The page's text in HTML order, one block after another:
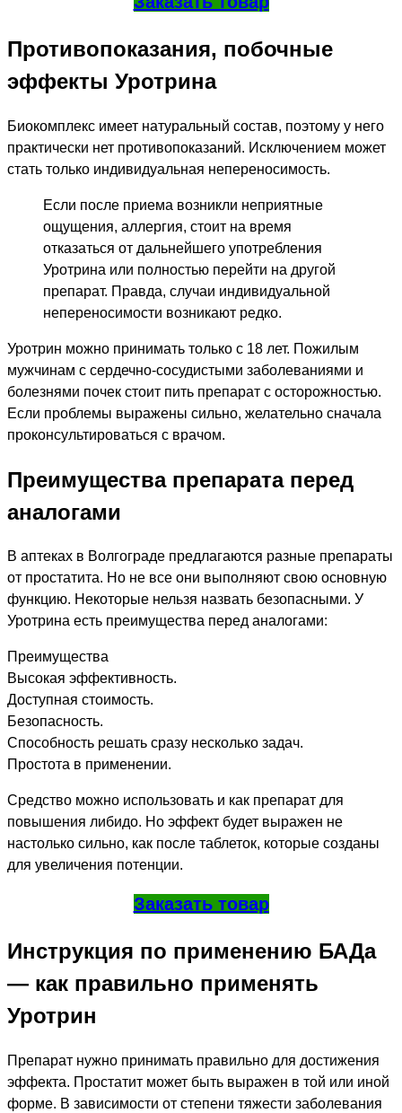
Противопоказания, побочные
эффекты Уротрина
Биокомплекс имеет натуральный состав, поэтому у него
практически нет противопоказаний. Исключением может
стать только индивидуальная непереносимость.
Если после приема возникли неприятные
ощущения, аллергия, стоит на время
отказаться от дальнейшего употребления
Уротрина или полностью перейти на другой
препарат. Правда, случаи индивидуальной
непереносимости возникают редко.
Уротрин можно принимать только с 18 лет. Пожилым
мужчинам с сердечно-сосудистыми заболеваниями и
болезнями почек стоит пить препарат с осторожностью.
Если проблемы выражены сильно, желательно сначала
проконсультироваться с врачом.
Преимущества препарата перед
аналогами
В аптеках в Волгограде предлагаются разные препараты
от простатита. Но не все они выполняют свою основную
функцию. Некоторые нельзя назвать безопасными. У
Уротрина есть преимущества перед аналогами:
Преимущества
Высокая эффективность.
Доступная стоимость.
Безопасность.
Способность решать сразу несколько задач.
Простота в применении.
Средство можно использовать и как препарат для
повышения либидо. Но эффект будет выражен не
настолько сильно, как после таблеток, которые созданы
для увеличения потенции.
Заказать товар
Инструкция по применению БАДа
— как правильно применять
Уротрин
Препарат нужно принимать правильно для достижения
эффекта. Простатит может быть выражен в той или иной
форме. В зависимости от степени тяжести заболевания